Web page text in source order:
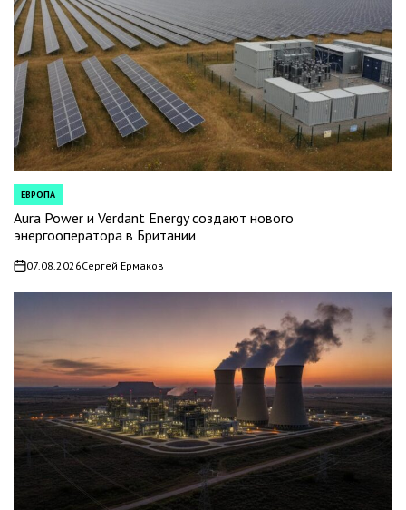
POSTED
IN
ЕВРОПА
Aura Power и Verdant Energy создают нового
энергооператора в Британии
on07.08.2026Сергей Ермаков